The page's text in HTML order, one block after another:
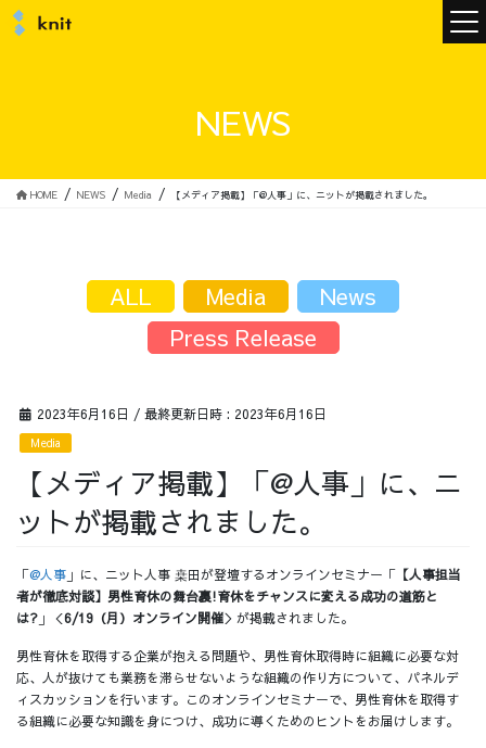
サービス
採用情報
NEWS
HOME NEWS Media 【メディア掲載】「@人事」に、ニットが掲載されました。
2023年6月16日 / 最終更新日時 : 2023年6月16日
Media
【メディア掲載】「@人事」に、ニ
ットが掲載されました。
「@人事 」に、ニット人事 桒田が登壇するオンラインセミナー「 【人事担当
者が徹底対談】男性育休の舞台裏!育休をチャンスに変える成功の道筋と
は? 」＜6/19（月）オンライン開催＞が掲載されました。
男性育休を取得する企業が抱える問題や、男性育休取得時に組織に必要な対
応、人が抜けても業務を滞らせないような組織の作り方について、パネルデ
ィスカッションを行います。このオンラインセミナーで、男性育休を取得す
る組織に必要な知識を身につけ、成功に導くためのヒントをお届けします。
ALL Media
News
Press Release